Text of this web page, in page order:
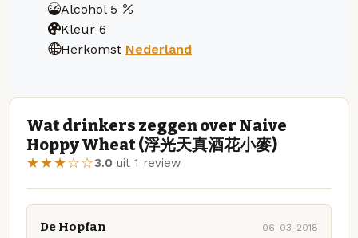
Alcohol 5
Kleur 6
Herkomst Nederland
Wat drinkers zeggen over Naive
Hoppy Wheat (浮光天真酒花小麥)
★★★☆☆3.0 uit 1 review
De Hopfan 06-03-2018